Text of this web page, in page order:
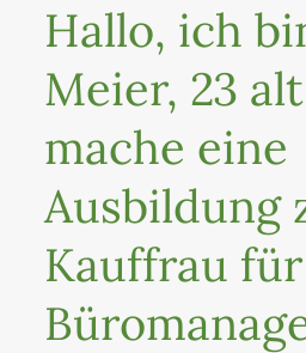
Hallo, ich
Meier, 23
mache eine
Ausbildung
Kauffrau für